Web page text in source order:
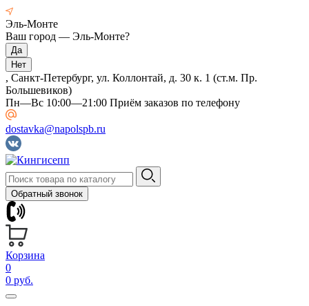
Эль-Монте
Ваш город — Эль-Монте?
, Санкт-Петербург, ул. Коллонтай, д. 30 к. 1 (ст.м. Пр.
Большевиков)
Пн—Вс 10:00—21:00 Приём заказов по телефону
dostavka@napolspb.ru
Обратный звонок
Корзина
0
0 руб.